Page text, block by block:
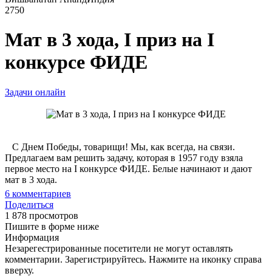
2750
Мат в 3 хода, I приз на I
конкурсе ФИДЕ
Задачи онлайн
С Днем Победы, товарищи! Мы, как всегда, на связи.
Предлагаем вам решить задачу, которая в 1957 году взяла
первое место на I конкурсе ФИДЕ. Белые начинают и дают
мат в 3 хода.
6 комментариев
Поделиться
1 878 просмотров
Пишите в форме ниже
Информация
Незарегестрированные посетители не могут оставлять
комментарии. Зарегистрируйтесь. Нажмите на иконку справа
вверху.